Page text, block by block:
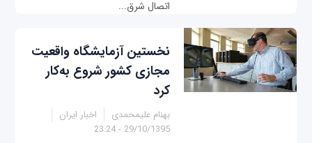
اتصال شرق...
نخستین آزمایشگاه واقعیت
مجازی کشور شروع به‌کار
کرد
بهنام علیمحمدی
اخبار ایران
29/10/1395 - 23:24